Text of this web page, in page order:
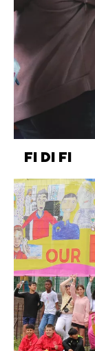
FI DI FI